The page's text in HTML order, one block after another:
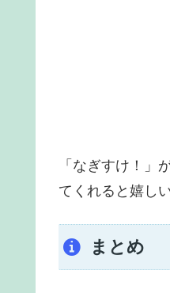
「なぎすけ！」
てくれると嬉し
まとめ